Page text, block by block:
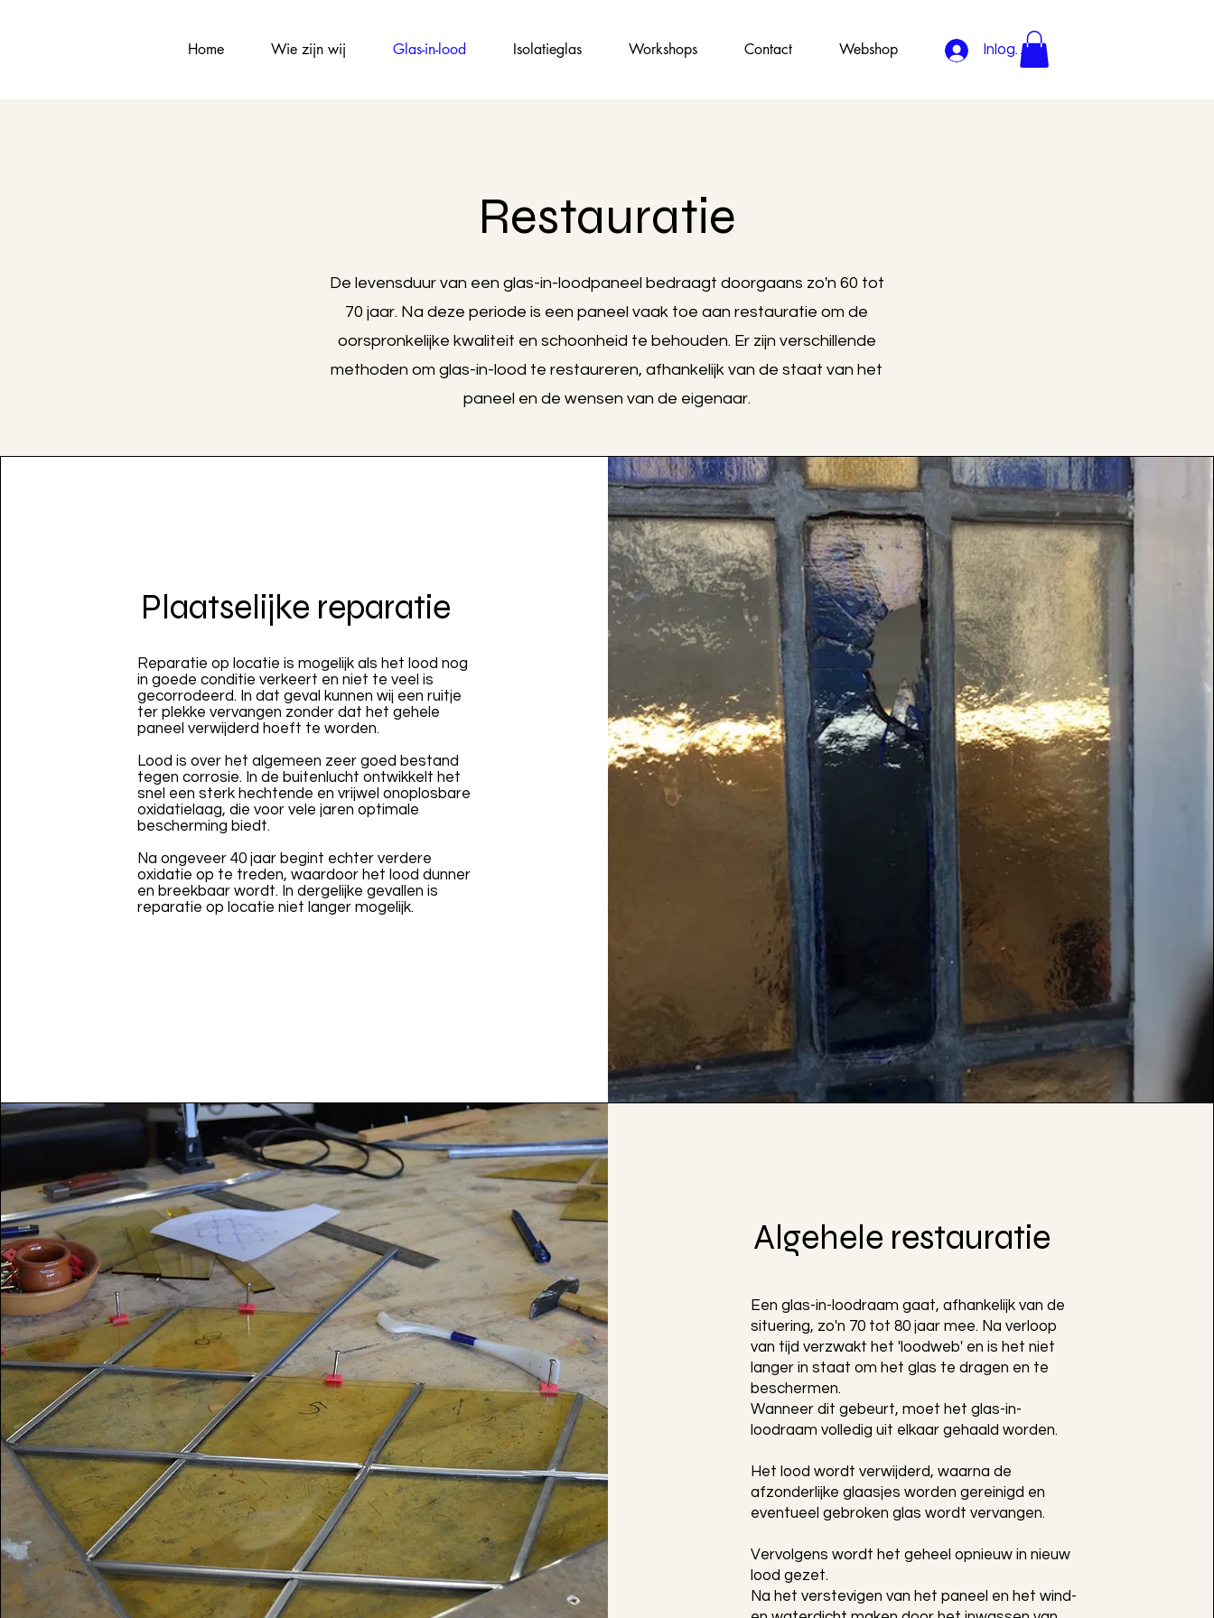
Home Wie zijn wij Glas-in-lood Isolatieglas Workshops Contact Webshop Inloggen
Restauratie
De levensduur van een glas-in-loodpaneel bedraagt doorgaans zo'n 60 tot
70 jaar. Na deze periode is een paneel vaak toe aan restauratie om de
oorspronkelijke kwaliteit en schoonheid te behouden. Er zijn verschillende
methoden om glas-in-lood te restaureren, afhankelijk van de staat van het
paneel en de wensen van de eigenaar.
Plaatselijke reparatie
Reparatie op locatie is mogelijk als het lood nog
in goede conditie verkeert en niet te veel is
gecorrodeerd. In dat geval kunnen wij een ruitje
ter plekke vervangen zonder dat het gehele
paneel verwijderd hoeft te worden.
Lood is over het algemeen zeer goed bestand
tegen corrosie. In de buitenlucht ontwikkelt het
snel een sterk hechtende en vrijwel onoplosbare
oxidatielaag, die voor vele jaren optimale
bescherming biedt.
Na ongeveer 40 jaar begint echter verdere
oxidatie op te treden, waardoor het lood dunner
en breekbaar wordt. In dergelijke gevallen is
reparatie op locatie niet langer mogelijk.
Algehele restauratie
Een glas-in-loodraam gaat, afhankelijk van de
situering, zo'n 70 tot 80 jaar mee. Na verloop
van tijd verzwakt het 'loodweb' en is het niet
langer in staat om het glas te dragen en te
beschermen.
Wanneer dit gebeurt, moet het glas-in-
loodraam volledig uit elkaar gehaald worden.
Het lood wordt verwijderd, waarna de
afzonderlijke glaasjes worden gereinigd en
eventueel gebroken glas wordt vervangen.
Vervolgens wordt het geheel opnieuw in nieuw
lood gezet.
Na het verstevigen van het paneel en het wind-